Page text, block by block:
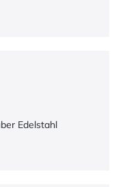
Edelstahl